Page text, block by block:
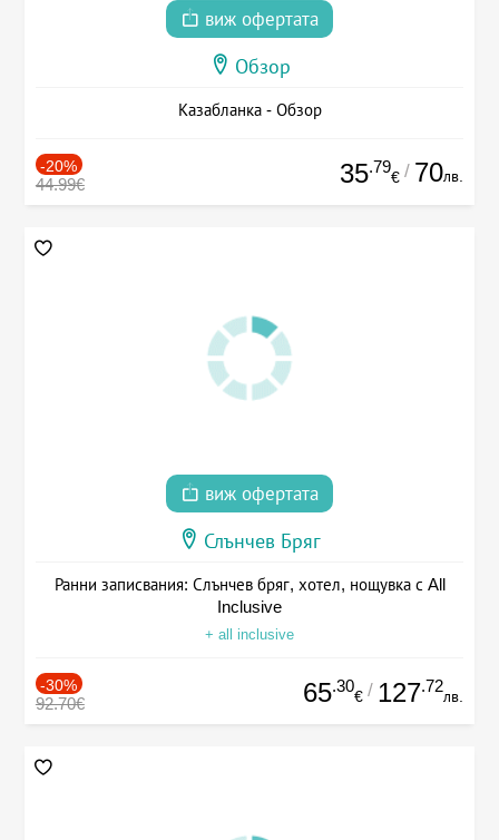
виж офертата
Обзор
Казабланка - Обзор
-20%
44.99€ 35.79
€ / 70лв.
виж офертата
Слънчев Бряг
Ранни записвания: Слънчев бряг, хотел, нощувка с All
Inclusive
+ all inclusive
-30%
92.70€ 65.30
€ / 127.72
лв.